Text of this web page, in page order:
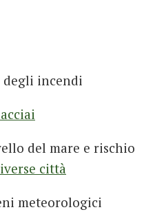
incendi
del mare e rischio
città
meteorologici